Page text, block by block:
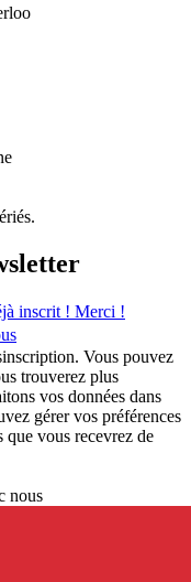
inscrit ! Merci !
Vous pouvez
trouverez plus
vos données dans
gérer vos préférences
que vous recevrez de
nous